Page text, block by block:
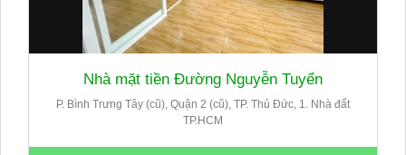
Nhà mặt tiền Đường Nguyễn Tuyển
P. Bình Trưng Tây (cũ), Quận 2 (cũ), TP. Thủ Đức, 1. Nhà đất
TP.HCM